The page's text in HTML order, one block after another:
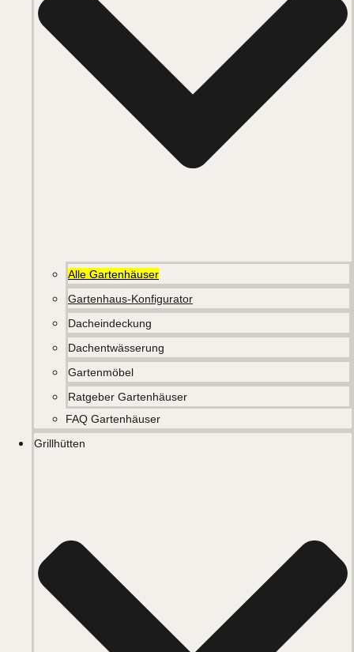
Alle Gartenhäuser
Gartenhaus-Konfigurator
Dacheindeckung
Dachentwässerung
Gartenmöbel
Ratgeber Gartenhäuser
FAQ Gartenhäuser
Grillhütten